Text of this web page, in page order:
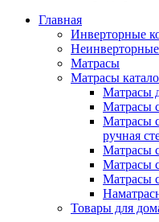
Главная
Инверторные
Матрасы
Матрасы
Матрасы
Матрасы
Матрасы
ручная
Матрасы
Матрасы
Матрасы
Товары для